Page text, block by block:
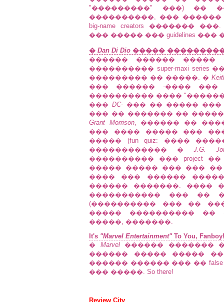
"���������" ���) ��
����������, ���
big-name creators �������
��� ����� ��� guidelines ���
� Dan Di Dio �����
������ ������
���������� super-maxi series
��������� �� �����. �
��� ������ -���� ���
���������� ����
��� DC- ��� �� ����� ���
��� �� ������� ��
Grant Morrison, ������ ��
��� ���� ����� ���
����� (fun quiz: ����
������������ � J.G.
���������� ��� project
����� ����� ��� ���
���� ��� ������
������ �������. ����
����������� ��� ��
(���������� ��� ��
����� ���������� ��
�����, �������.
It's "Marvel Entertainment"To You, Fanboy!
� Marvel������ �������
������ ����� �����
������ ������ ��� �� false
��� �����. So there!
Review City